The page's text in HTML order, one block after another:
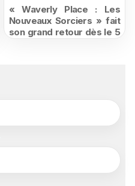
« Waverly Place : Les
Nouveaux Sorciers » fait
son grand retour dès le 5